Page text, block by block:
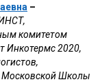
–
комитетом
Инкотермс 2020,
Московской Школы